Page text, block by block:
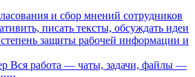
и сбор мнений сотрудников
писать тексты, обсуждать идеи
защиты рабочей информации и
Вся работа — чаты, задачи, файлы —